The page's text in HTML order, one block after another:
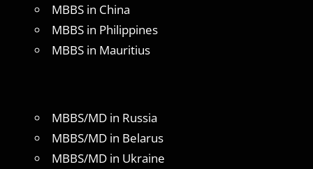
MBBS in China
MBBS in Philippines
MBBS in Mauritius
MBBS/MD in Russia
MBBS/MD in Belarus
MBBS/MD in Ukraine